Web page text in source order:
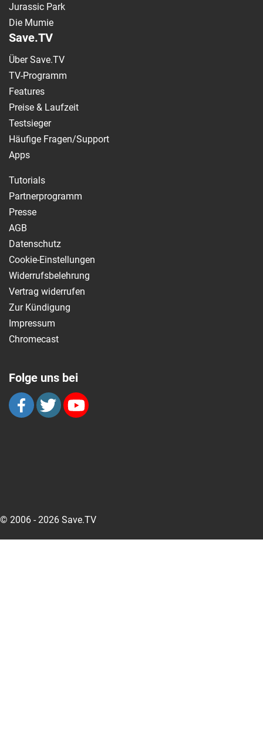
Jurassic Park
Die Mumie
Save.TV
Über Save.TV
TV-Programm
Features
Preise & Laufzeit
Testsieger
Häufige Fragen/Support
Apps
Tutorials
Partnerprogramm
Presse
AGB
Datenschutz
Cookie-Einstellungen
Widerrufsbelehrung
Vertrag widerrufen
Zur Kündigung
Impressum
Chromecast
Folge uns bei
© 2006 - 2026 Save.TV